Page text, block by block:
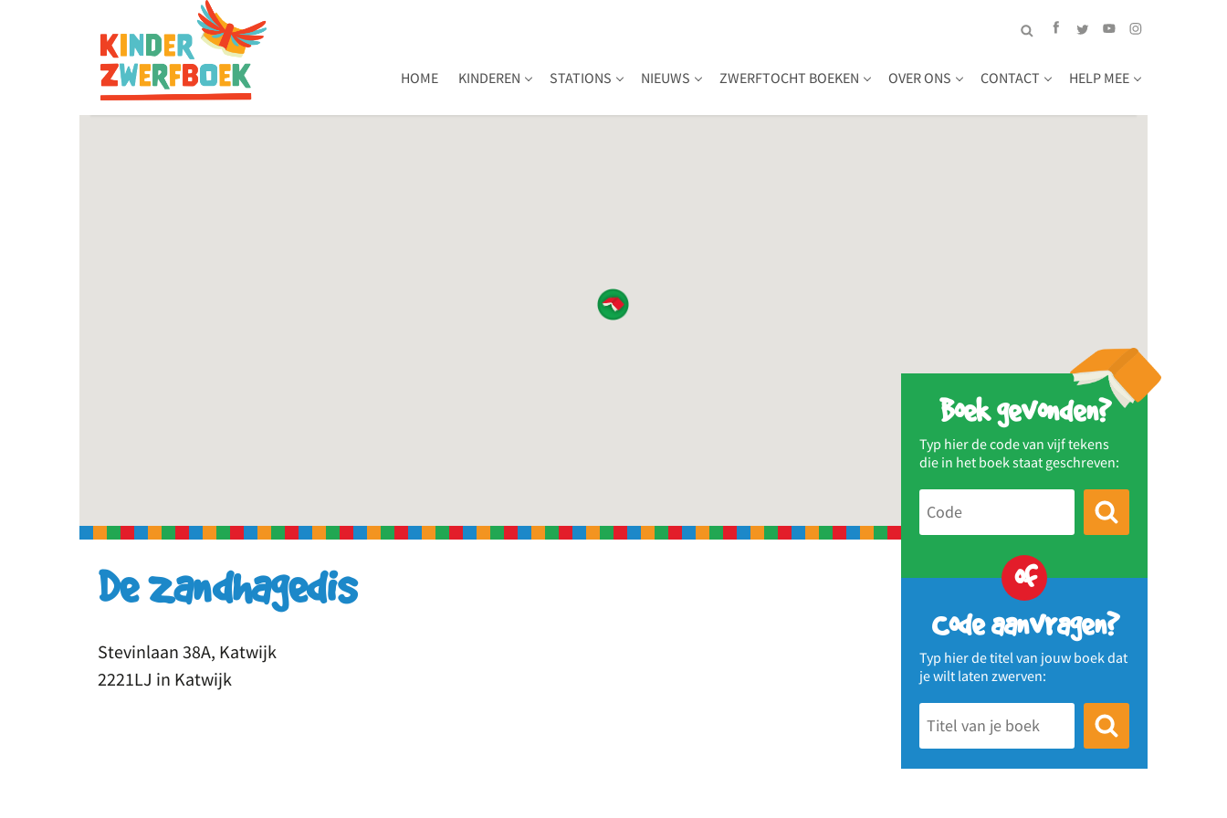
HOME KINDEREN STATIONS NIEUWS ZWERFTOCHT BOEKEN OVER ONS CONTACT HELP MEE
Boek gevonden?
Typ hier de code van vijf tekens
die in het boek staat geschreven:
of
Code aanvragen?
Typ hier de titel van jouw boek dat
je wilt laten zwerven:
De zandhagedis
Stevinlaan 38A, Katwijk
2221LJ in Katwijk